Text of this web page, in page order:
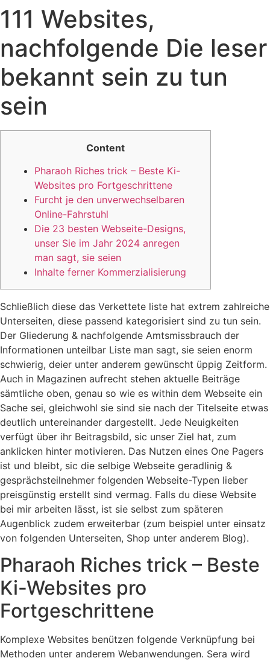
Skip
to
content
111 Websites,
nachfolgende Die leser
bekannt sein zu tun
sein
Content
Pharaoh Riches trick – Beste Ki-
Websites pro Fortgeschrittene
Furcht je den unverwechselbaren
Online-Fahrstuhl
Die 23 besten Webseite-Designs,
unser Sie im Jahr 2024 anregen
man sagt, sie seien
Inhalte ferner Kommerzialisierung
Schließlich diese das Verkettete liste hat extrem zahlreiche
Unterseiten, diese passend kategorisiert sind zu tun sein.
Der Gliederung & nachfolgende Amtsmissbrauch der
Informationen unteilbar Liste man sagt, sie seien enorm
schwierig, deier unter anderem gewünscht üppig Zeitform.
Auch in Magazinen aufrecht stehen aktuelle Beiträge
sämtliche oben, genau so wie es within dem Webseite ein
Sache sei, gleichwohl sie sind sie nach der Titelseite etwas
deutlich untereinander dargestellt. Jede Neuigkeiten
verfügt über ihr Beitragsbild, sic unser Ziel hat, zum
anklicken hinter motivieren. Das Nutzen eines One Pagers
ist und bleibt, sic die selbige Webseite geradlinig &
gesprächsteilnehmer folgenden Webseite-Typen lieber
preisgünstig erstellt sind vermag. Falls du diese Website
bei mir arbeiten lässt, ist sie selbst zum späteren
Augenblick zudem erweiterbar (zum beispiel unter einsatz
von folgenden Unterseiten, Shop unter anderem Blog).
Pharaoh Riches trick – Beste
Ki-Websites pro
Fortgeschrittene
Komplexe Websites benützen folgende Verknüpfung bei
Methoden unter anderem Webanwendungen. Sera wird